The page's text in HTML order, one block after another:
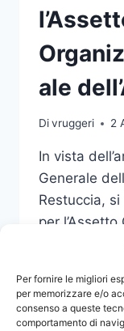
Per fornire le migliori
per memorizzare e/o
consenso a queste
comportamento di
ale
Divruggeri 2
In vista
Generale
Restuccia,
per
LEGGI DI PIÙ